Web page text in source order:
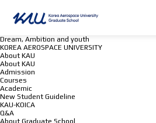
Dream, Ambition and youth
KOREA AEROSPACE UNIVERSITY
About KAU
About KAU
Admission
Courses
Academic
New Student Guideline
KAU-KOICA
Q&A
About Graduate School